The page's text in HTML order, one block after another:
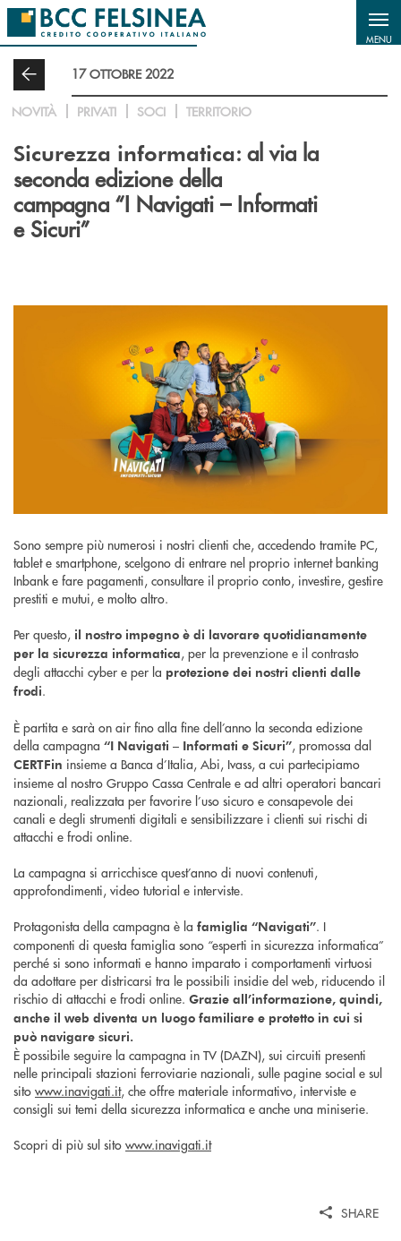
Salta al contenuto principale
MENU
17 OTTOBRE 2022
NOVITÀ PRIVATI SOCI TERRITORIO
Sicurezza informatica: al via la
seconda edizione della
campagna “I Navigati – Informati
e Sicuri”
Sono sempre più numerosi i nostri clienti che, accedendo tramite PC,
tablet e smartphone, scelgono di entrare nel proprio internet banking
Inbank e fare pagamenti, consultare il proprio conto, investire, gestire
prestiti e mutui, e molto altro.
Per questo, il nostro impegno è di lavorare quotidianamente
per la sicurezza informatica, per la prevenzione e il contrasto
degli attacchi cyber e per la protezione dei nostri clienti dalle
frodi.
È partita e sarà on air fino alla fine dell’anno la seconda edizione
della campagna “I Navigati – Informati e Sicuri”, promossa dal
CERTFin insieme a Banca d’Italia, Abi, Ivass, a cui partecipiamo
insieme al nostro Gruppo Cassa Centrale e ad altri operatori bancari
nazionali, realizzata per favorire l’uso sicuro e consapevole dei
canali e degli strumenti digitali e sensibilizzare i clienti sui rischi di
attacchi e frodi online.
La campagna si arricchisce quest’anno di nuovi contenuti,
approfondimenti, video tutorial e interviste.
Protagonista della campagna è la famiglia “Navigati”. I
componenti di questa famiglia sono “esperti in sicurezza informatica”
perché si sono informati e hanno imparato i comportamenti virtuosi
da adottare per districarsi tra le possibili insidie del web, riducendo il
rischio di attacchi e frodi online. Grazie all’informazione, quindi,
anche il web diventa un luogo familiare e protetto in cui si
può navigare sicuri.
È possibile seguire la campagna in TV (DAZN), sui circuiti presenti
nelle principali stazioni ferroviarie nazionali, sulle pagine social e sul
sito www.inavigati.it, che offre materiale informativo, interviste e
consigli sui temi della sicurezza informatica e anche una miniserie.
Scopri di più sul sito www.inavigati.it
SHARE